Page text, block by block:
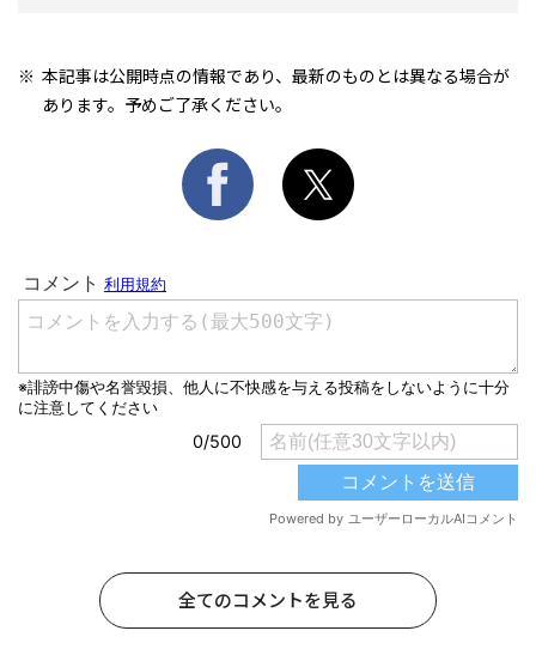
本記事は公開時点の情報であり、最新のものとは異なる場合が
あります。予めご了承ください。
全てのコメントを見る